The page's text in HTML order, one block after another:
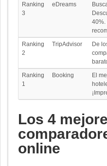
Ranking
3
eDreams
40%.
Ranking
2
TripAdvisor
De
Ranking
1
Booking
El
Los 4
online